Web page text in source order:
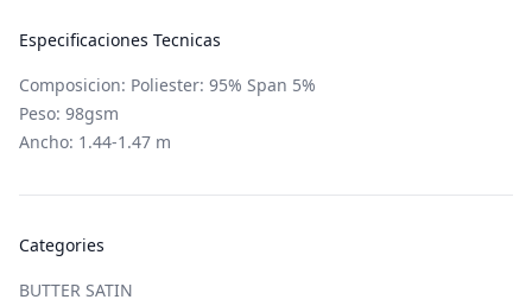
Especificaciones Tecnicas
Composicion: Poliester: 95% Span 5%
Peso: 98gsm
Ancho: 1.44-1.47 m
Categories
BUTTER SATIN